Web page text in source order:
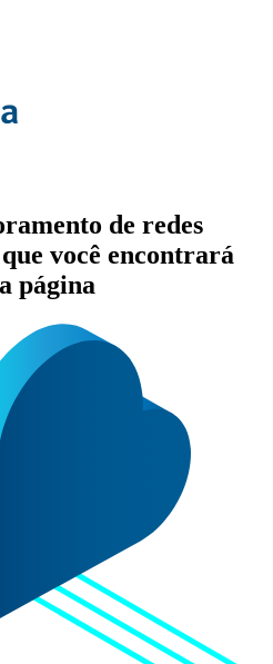
de redes
você encontrará
página